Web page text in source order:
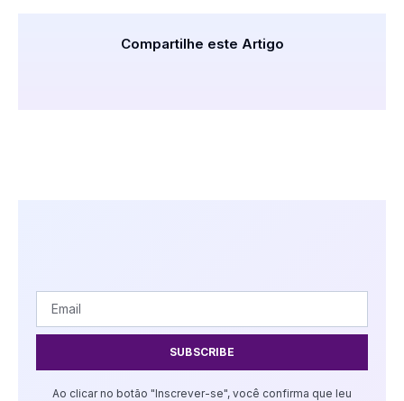
Compartilhe este Artigo
SUBSCRIBE
Ao clicar no botão "Inscrever-se", você confirma que leu